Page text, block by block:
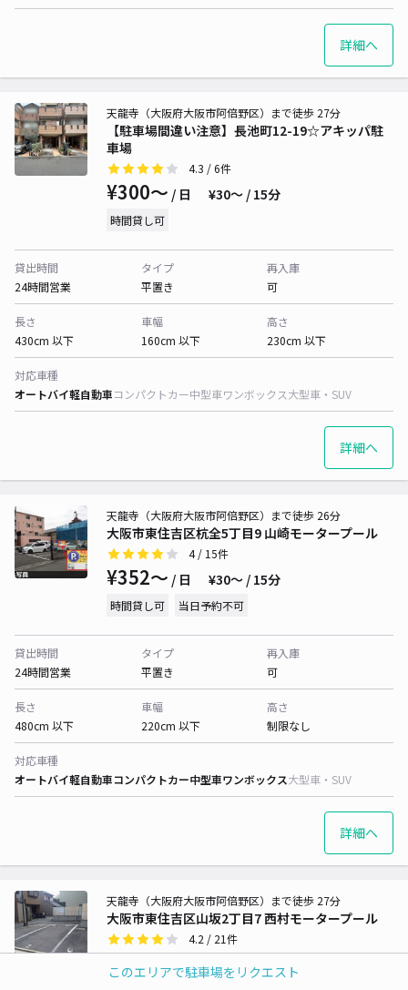
このエリアで駐車場をリクエスト
詳細へ
【駐車場間違い注意】長池町12-19☆アキッパ駐
車場
天龍寺（大阪府大阪市阿倍野区）まで徒歩 27分
4.3 / 6件
¥300〜 / 日 ¥30〜 / 15分
時間貸し可
貸出時間
24時間営業
タイプ
平置き
再入庫
可
長さ
430cm 以下
車幅
160cm 以下
高さ
230cm 以下
対応車種
オートバイ軽自動車コンパクトカー中型車ワンボックス大型車・SUV
詳細へ
大阪市東住吉区杭全5丁目9 山崎モータープール
天龍寺（大阪府大阪市阿倍野区）まで徒歩 26分
4/ 15件
¥352〜 / 日 ¥30〜 / 15分
時間貸し可 当日予約不可
貸出時間
24時間営業
タイプ
平置き
再入庫
可
長さ
480cm 以下
車幅
220cm 以下
高さ
制限なし
対応車種
オートバイ軽自動車コンパクトカー中型車ワンボックス大型車・SUV
詳細へ
大阪市東住吉区山坂2丁目7 西村モータープール
天龍寺（大阪府大阪市阿倍野区）まで徒歩 27分
4.2 / 21件
¥418〜/ 日 ¥30〜 / 15分